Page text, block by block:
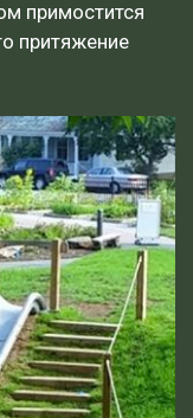
примостится
притяжение